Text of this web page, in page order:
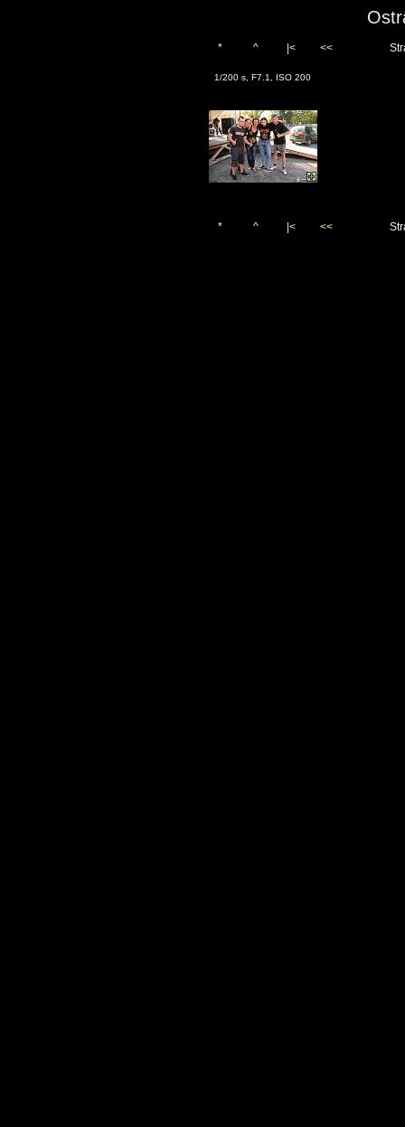
* ^ |< <<
1/200 s, F7.1, ISO 200
* ^ |< <<